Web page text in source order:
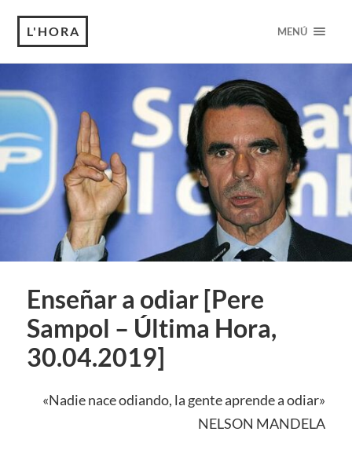
L'HORA MENÚ
Enseñar a odiar [Pere
Sampol – Última Hora,
30.04.2019]
«Nadie nace odiando, la gente aprende a odiar»
NELSON MANDELA